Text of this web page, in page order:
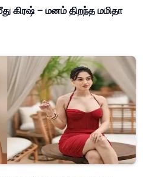
கிரஷ் – மனம் திறந்த மமிதா